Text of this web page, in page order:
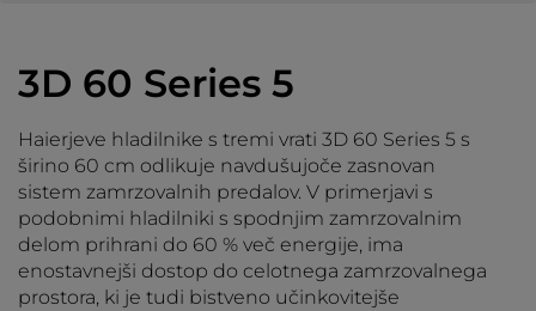
3D 60 Series 5
Haierjeve hladilnike s tremi vrati 3D 60 Series 5 s
širino 60 cm odlikuje navdušujoče zasnovan
sistem zamrzovalnih predalov. V primerjavi s
podobnimi hladilniki s spodnjim zamrzovalnim
delom prihrani do 60 % več energije, ima
enostavnejši dostop do celotnega zamrzovalnega
prostora, ki je tudi bistveno učinkovitejše